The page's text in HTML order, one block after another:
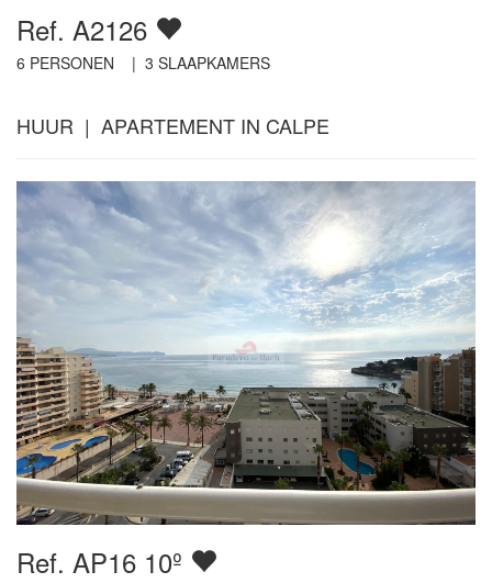
Ref. A2126
6 PERSONEN | 3 SLAAPKAMERS
HUUR | APARTEMENT IN CALPE
Ref. AP16 10º